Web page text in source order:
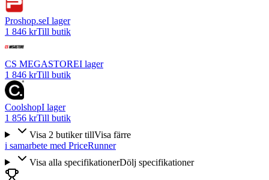
Proshop.seI lager
1 846 krTill butik
CS MEGASTOREI lager
1 846 krTill butik
CoolshopI lager
1 856 krTill butik
Visa 2 butiker tillVisa färre
i samarbete med PriceRunner
Visa alla specifikationerDölj specifikationer